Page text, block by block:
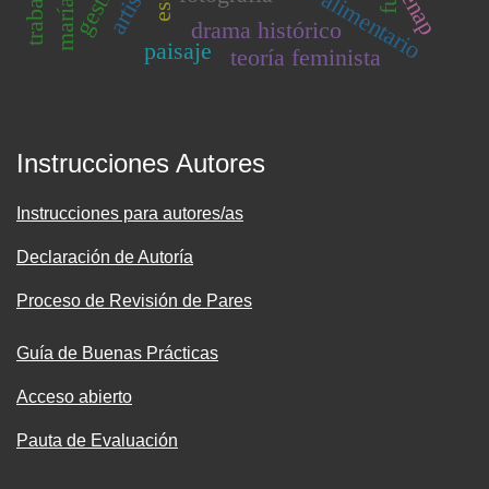
drama histórico
paisaje
enap
teoría feminista
Instrucciones Autores
Instrucciones para autores/as
Declaración de Autoría
Proceso de Revisión de Pares
Guía de Buenas Prácticas
Acceso abierto
Pauta de Evaluación